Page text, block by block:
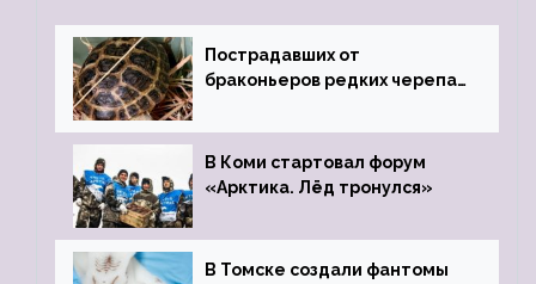
Пострадавших от
браконьеров редких черепах
зоопарк
В Коми стартовал форум
«Арктика. Лёд тронулся»
В Томске создали фантомы